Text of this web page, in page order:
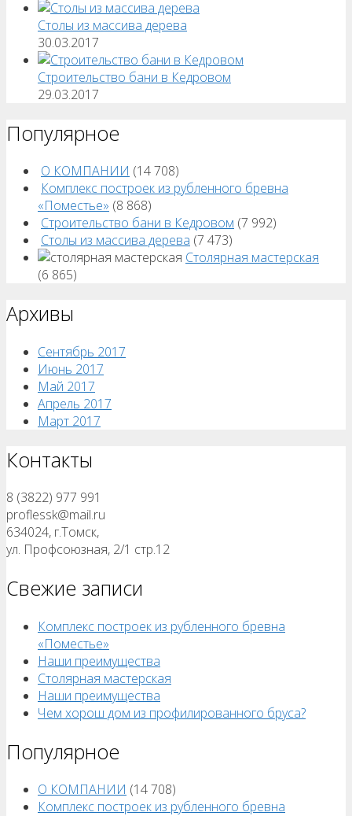
Столы из массива дерева
30.03.2017
Строительство бани в Кедровом
29.03.2017
Популярное
О КОМПАНИИ (14 708)
Комплекс построек из рубленного бревна
«Поместье» (8 868)
Строительство бани в Кедровом (7 992)
Столы из массива дерева (7 473)
Столярная мастерская
(6 865)
Архивы
Сентябрь 2017
Июнь 2017
Май 2017
Апрель 2017
Март 2017
Контакты
8 (3822) 977 991
proflessk@mail.ru
634024, г.Томск,
ул. Профсоюзная, 2/1 стр.12
Свежие записи
Комплекс построек из рубленного бревна
«Поместье»
Наши преимущества
Столярная мастерская
Наши преимущества
Чем хорош дом из профилированного бруса?
Популярное
О КОМПАНИИ (14 708)
Комплекс построек из рубленного бревна